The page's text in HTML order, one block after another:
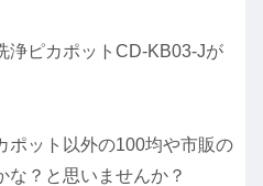
浄ピカポットCD-KB03-Jが
ット以外の100均や市販の
な？と思いませんか？